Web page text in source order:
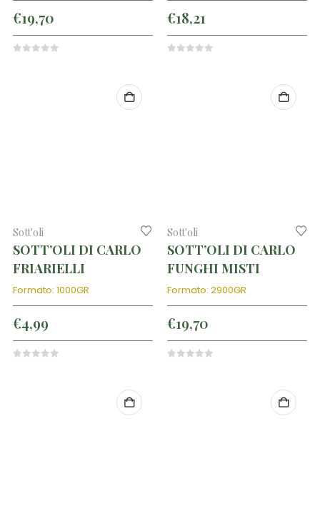
€19,70 €18,21
Sott'oli
SOTT’OLI DI CARLO
FRIARIELLI
Formato: 1000GR
€4,99
Sott'oli
SOTT’OLI DI CARLO
FUNGHI MISTI
Formato: 2900GR
€19,70